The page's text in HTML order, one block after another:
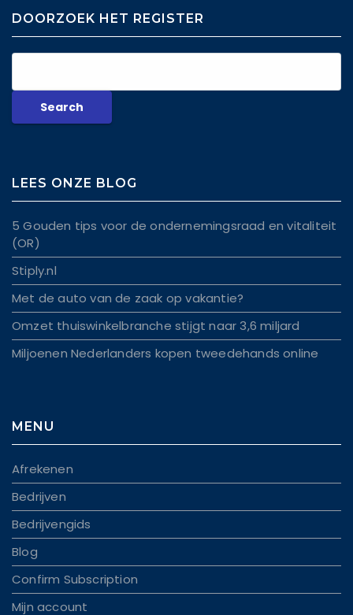
DOORZOEK HET REGISTER
LEES ONZE BLOG
5 Gouden tips voor de ondernemingsraad en vitaliteit
(OR)
Stiply.nl
Met de auto van de zaak op vakantie?
Omzet thuiswinkelbranche stijgt naar 3,6 miljard
Miljoenen Nederlanders kopen tweedehands online
MENU
Afrekenen
Bedrijven
Bedrijvengids
Blog
Confirm Subscription
Mijn account